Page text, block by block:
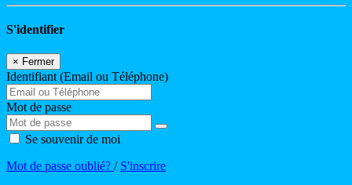
S'identifier
× Fermer
Identifiant (Email ou Téléphone)
Mot de passe
Se souvenir de moi
Mot de passe oublié? / S'inscrire